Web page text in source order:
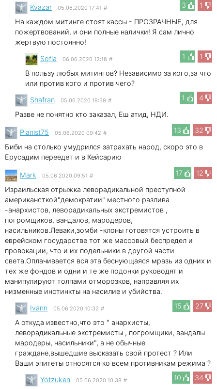
3
1
Kvazar 05.06.2020 17:41 #
На каждом митинге стоят кассы - ПРОЗРАЧНЫЕ, для
пожертвований, и они полные налички! Я сам лично
жертвую постоянно!
1
1
Sofia 06.06.2020 12:18 #
В пользу любых митингов? Независимо за кого,за что
или против кого и против чего?
1
4
Shafran 05.06.2020 19:59 #
Разве не понятно кто заказал, Еш атид, НДИ.
13
32
Pianist75 05.06.2020 09:42 #
Биби на столько умудрился затрахать народ, скоро это в
Ерусадим переедет и в Кейсарию
17
12
Mark 05.06.2020 09:51 #
Израильская отрыжка леворадикальной преступной
американсткой"демократии" местного разлива
-анархистов, леворадикальных экстремистов ,
погромщиков, вандалов, мародеров,
насильников.Леваки,зомби -клоны готовятся устроить в
еврейском государстве тот же массовый беспредел и
провокации, что и их подельники в другой части
света.Оплачивается вся эта беснующаяся мразь из одних и
тех же фондов и одни и те же подонки руководят и
манипулируют толпами отморозков, направляя их
низменные инстинкты на насилие и убийства.
15
27
Ivann 05.06.2020 10:32 #
А откуда известно,что это " анархисты,
леворадикальные экстремисты , погромщики, вандалы
мародеры, насильники", а не обычные
граждане,вышедшие высказать свой протест ? Или
Ваши эпитеты относятся ко всем противникам режима ?
10
34
Yotzuken 05.06.2020 10:38 #